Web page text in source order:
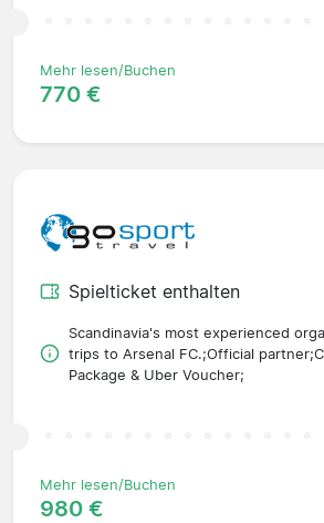
Mehr lesen/Buchen
770 €
Spielticket enthalten
Scandinavia's most experienced
trips to Arsenal FC.;Official
Package & Uber Voucher;
Mehr lesen/Buchen
980 €